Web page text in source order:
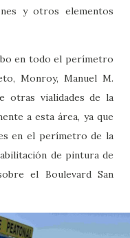
y otros elementos
en todo el perímetro
Monroy, Manuel M.
otras vialidades de la
a esta área, ya que
en el perímetro de la
de pintura de
el Boulevard San